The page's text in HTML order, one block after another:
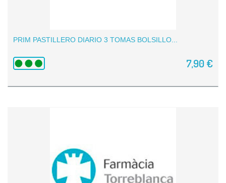
PRIM PASTILLERO DIARIO 3 TOMAS BOLSILLO...
7,90 €